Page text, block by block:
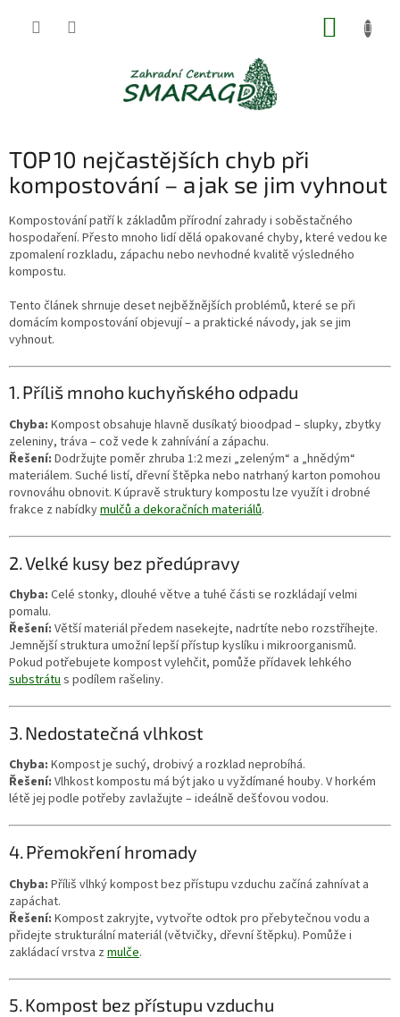
TOP 10 nejčastějších chyb při
kompostování – a jak se jim vyhnout
Kompostování patří k základům přírodní zahrady i soběstačného
hospodaření. Přesto mnoho lidí dělá opakované chyby, které vedou ke
zpomalení rozkladu, zápachu nebo nevhodné kvalitě výsledného
kompostu.
Tento článek shrnuje deset nejběžnějších problémů, které se při
domácím kompostování objevují – a praktické návody, jak se jim
vyhnout.
1. Příliš mnoho kuchyňského odpadu
Chyba: Kompost obsahuje hlavně dusíkatý bioodpad – slupky, zbytky
zeleniny, tráva – což vede k zahnívání a zápachu.
Řešení: Dodržujte poměr zhruba 1:2 mezi „zeleným“ a „hnědým“
materiálem. Suché listí, dřevní štěpka nebo natrhaný karton pomohou
rovnováhu obnovit. K úpravě struktury kompostu lze využít i drobné
frakce z nabídkymulčů a dekoračních materiálů.
2. Velké kusy bez předúpravy
Chyba: Celé stonky, dlouhé větve a tuhé části se rozkládají velmi
pomalu.
Řešení: Větší materiál předem nasekejte, nadrtíte nebo rozstříhejte.
Jemnější struktura umožní lepší přístup kyslíku i mikroorganismů.
Pokud potřebujete kompost vylehčit, pomůže přídavek lehkého
substrátus podílem rašeliny.
3. Nedostatečná vlhkost
Chyba: Kompost je suchý, drobivý a rozklad neprobíhá.
Řešení: Vlhkost kompostu má být jako u vyždímané houby. V horkém
létě jej podle potřeby zavlažujte – ideálně dešťovou vodou.
4. Přemokření hromady
Chyba: Příliš vlhký kompost bez přístupu vzduchu začíná zahnívat a
zapáchat.
Řešení: Kompost zakryjte, vytvořte odtok pro přebytečnou vodu a
přidejte strukturální materiál (větvičky, dřevní štěpku). Pomůže i
zakládací vrstva z mulče.
5. Kompost bez přístupu vzduchu